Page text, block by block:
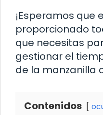
¡Esperamos que
proporcionado
que necesitas
gestionar el
de la manzanilla
Contenidos